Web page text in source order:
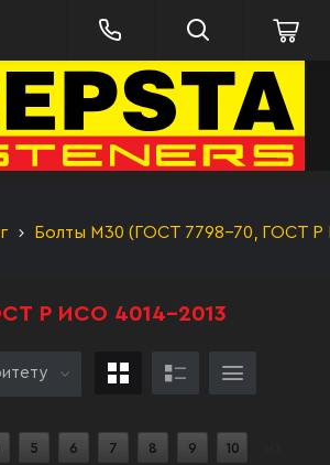
Болты М30 (ГОСТ 7798-70, ГОСТ
Р ИСО 4014-2013
5 6 7 8 9 10